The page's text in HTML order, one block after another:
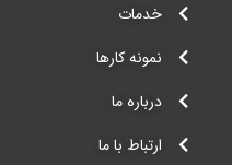
خدمات
نمونه کارها
درباره ما
ارتباط با ما